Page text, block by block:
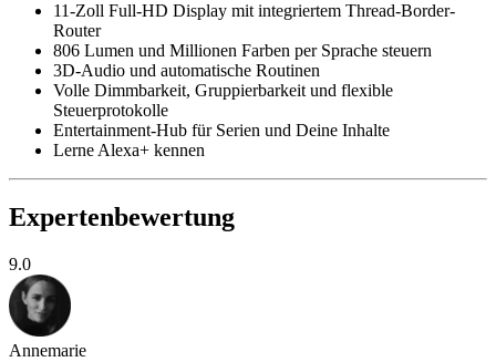
11-Zoll Full-HD Display mit integriertem Thread-Border-
Router
806 Lumen und Millionen Farben per Sprache steuern
3D-Audio und automatische Routinen
Volle Dimmbarkeit, Gruppierbarkeit und flexible
Steuerprotokolle
Entertainment-Hub für Serien und Deine Inhalte
Lerne Alexa+ kennen
Expertenbewertung
9.0
Annemarie